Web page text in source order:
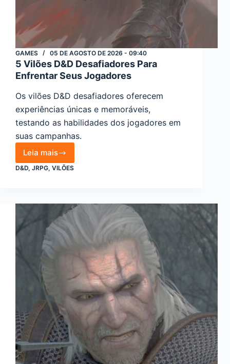
GAMES 05 DE AGOSTO DE 2026 - 09:40
5 Vilões D&D Desafiadores Para
Enfrentar Seus Jogadores
Os vilões D&D desafiadores oferecem
experiências únicas e memoráveis,
testando as habilidades dos jogadores em
suas campanhas.
Leia mais
5
Vilões
Enfrentar
Seus
Jogadores
D&D, JRPG, VILÕES